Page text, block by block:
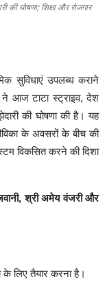
की घोषणा; शिक्षा और रोजगार
सुविधाएं उपलब्ध कराने
आज टाटा स्ट्राइव, देश
की घोषणा की है। यह
के अवसरों के बीच की
विकसित करने की दिशा
श्री अमेय वंजरी और
के लिए तैयार करना है।